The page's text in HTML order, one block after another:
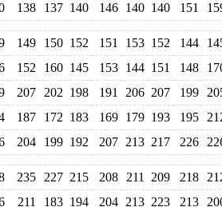
138 137 140 146 140 140 151
149 150 152 151 153 152 144
152 160 145 153 144 151 148
207 202 198 191 206 207 199
187 172 183 169 179 193 195
204 199 192 207 213 217 226
235 227 215 208 211 209 218
211 183 194 204 213 223 213